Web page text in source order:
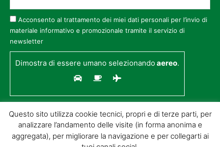
Acconsento al trattamento dei miei dati personali per l’invio di
materiale informativo e promozionale tramite il servizio di
newsletter
Dimostra di essere umano selezionandoaereo.
Questo sito utilizza cookie tecnici, propri e di terze parti, per
analizzare l’andamento delle visite (in forma anonima e
aggregata), per migliorare la navigazione e per collegarti ai